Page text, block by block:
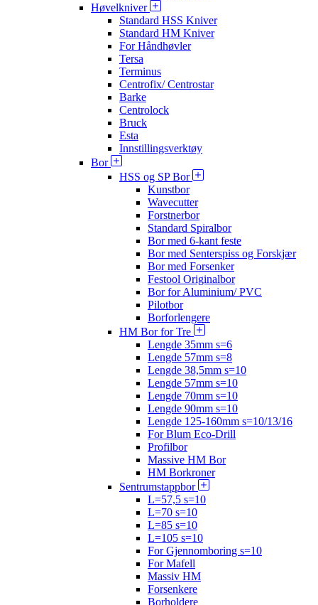
Høvelkniver
Standard HSS Kniver
Standard HM Kniver
For Håndhøvler
Tersa
Terminus
Centrofix/ Centrostar
Barke
Centrolock
Bruck
Esta
Innstillingsverktøy
Bor
HSS og SP Bor
Kunstbor
Wavecutter
Forstnerbor
Standard Spiralbor
Bor med 6-kant feste
Bor med Senterspiss og Forskjær
Bor med Forsenker
Festool Originalbor
Bor for Aluminium/ PVC
Pilotbor
Borforlengere
HM Bor for Tre
Lengde 35mm s=6
Lengde 57mm s=8
Lengde 38,5mm s=10
Lengde 57mm s=10
Lengde 70mm s=10
Lengde 90mm s=10
Lengde 125-160mm s=10/13/16
For Blum Eco-Drill
Profilbor
Massive HM Bor
HM Borkroner
Sentrumstappbor
L=57,5 s=10
L=70 s=10
L=85 s=10
L=105 s=10
For Gjennomboring s=10
For Mafell
Massiv HM
Forsenkere
Borholdere